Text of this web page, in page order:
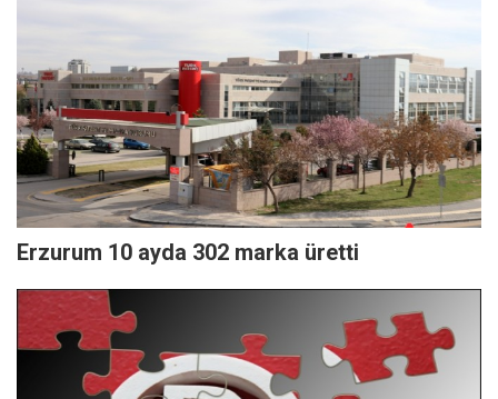
Erzurum 10 ayda 302 marka üretti